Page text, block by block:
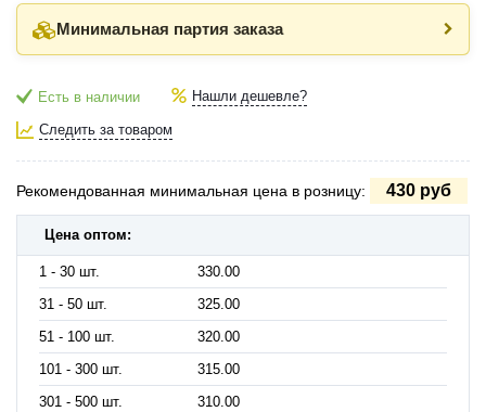
Минимальная партия заказа
Есть в наличии Нашли дешевле?
Следить за товаром
Рекомендованная минимальная цена в розницу: 430 руб
Цена оптом:
1 - 30 шт.
330.00
31 - 50 шт.
325.00
51 - 100 шт.
320.00
101 - 300 шт.
315.00
301 - 500 шт.
310.00